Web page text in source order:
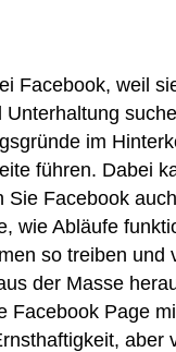
Facebook, weil
Unterhaltung
im
führen. Dabei
Sie Facebook
wie Abläufe
so treiben und
der Masse
Facebook Page
aber